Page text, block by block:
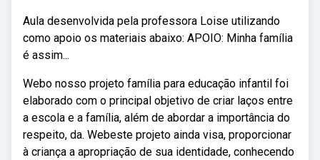
Aula desenvolvida pela professora Loise utilizando
como apoio os materiais abaixo: APOIO: Minha família
é assim...
Webo nosso projeto família para educação infantil foi
elaborado com o principal objetivo de criar laços entre
a escola e a família, além de abordar a importância do
respeito, da. Webeste projeto ainda visa, proporcionar
à criança a apropriação de sua identidade, conhecendo